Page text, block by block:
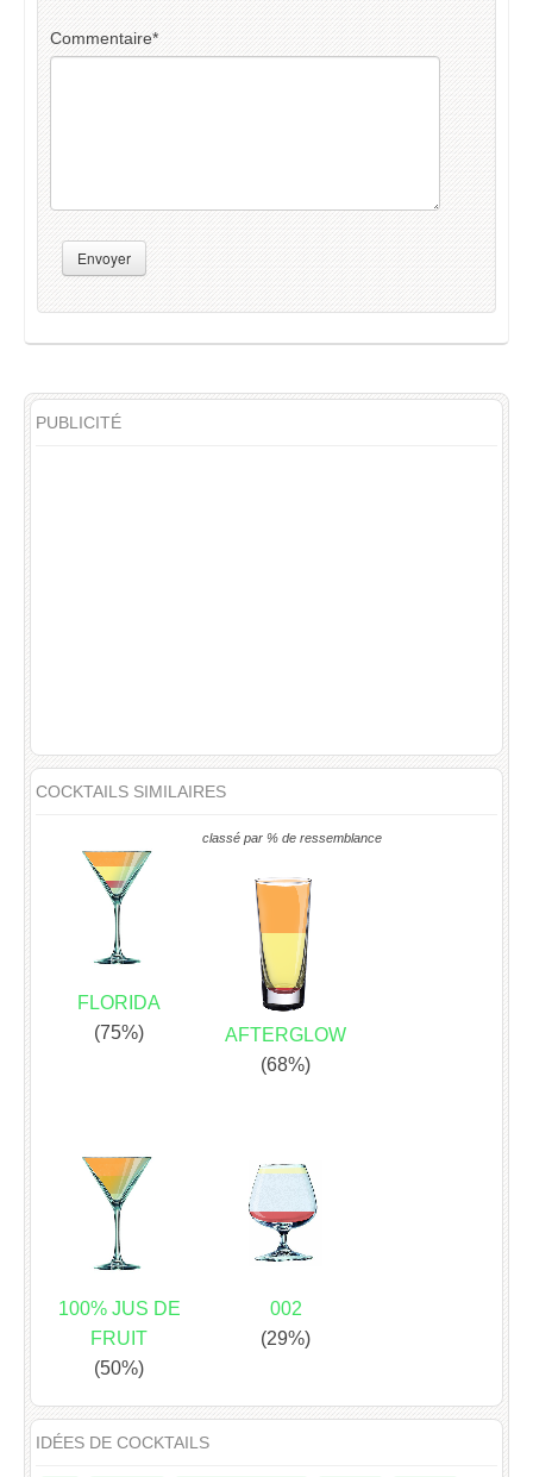
Commentaire*
Envoyer
PUBLICITÉ
COCKTAILS SIMILAIRES
classé par % de ressemblance
FLORIDA
(75%)
AFTERGLOW
(68%)
100% JUS DE
FRUIT
(50%)
002
(29%)
IDÉES DE COCKTAILS